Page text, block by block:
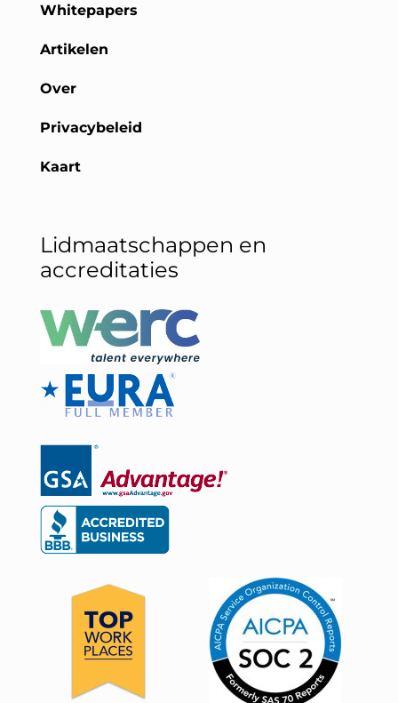
Whitepapers
Artikelen
Over
Privacybeleid
Kaart
Lidmaatschappen en
accreditaties